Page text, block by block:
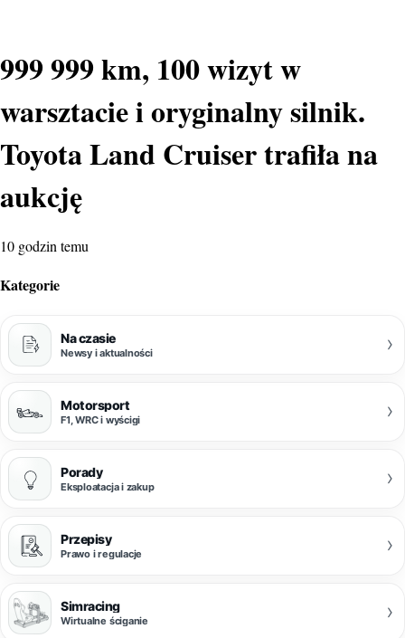
999 999 km, 100 wizyt w
warsztacie i oryginalny silnik.
Toyota Land Cruiser trafiła na
aukcję
10 godzin temu
Kategorie
Na czasie
Newsy i aktualności ›
Motorsport
F1, WRC i wyścigi ›
Porady
Eksploatacja i zakup ›
Przepisy
Prawo i regulacje ›
Simracing
Wirtualne ściganie ›